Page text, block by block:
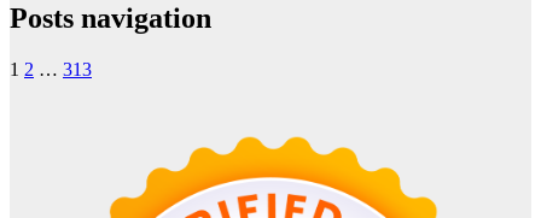
Posts navigation
1 2 … 313